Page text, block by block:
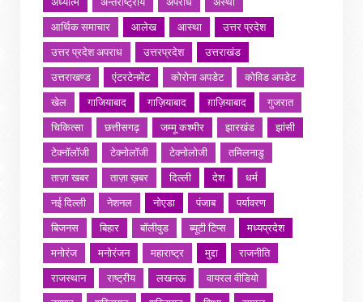
आर्थिक समाचार
आलेख आस्था
उत्तर प्रदेश
उत्तर प्रदेश अपराध
उत्तरप्रदेश
उत्तराखंड
उत्तराखण्ड
एंटरटेनमेंट कोरोना अपडेट
कोविड अपडेट
खेल
गाजियाबाद गाज़ियाबाद ग़ाज़ियाबाद
गुजरात
चिकित्सा
छत्तीसगढ़ जम्मू कश्मीर झारखंड
झांसी
टेक्नॉलॉजी
टेक्नोलॉजी टेक्नोलोजी
तमिलनाडु
ताज़ा खबर
ताज़ा ख़बर दिल्ली देश
धर्म
नई दिल्ली
नेशनल नोएडा पंजाब
पर्यावरण
बिजनस
बिहार बॉलीवुड ब्यूटी टिप्स
मध्यप्रदेश
मनोरंज
मनोरंजन महाराष्ट्र मुद्दा
राजनीति
राजस्थान
राष्ट्रीय लखनऊ
वायरल वीडियो